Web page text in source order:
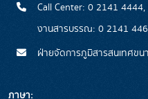
Call Center: 0 2141
งานสารบรรณ: 0 2141
ฝ่ายจัดการภูมิสารสนเทศข
ภาษา